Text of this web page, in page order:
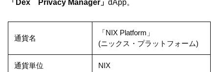
「Dex Privacy Manager」dApp。
通貨名
「NIX Platform」
(ニックス・プラットフォーム)
通貨単位 NIX